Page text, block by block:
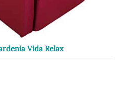
Vida Relax